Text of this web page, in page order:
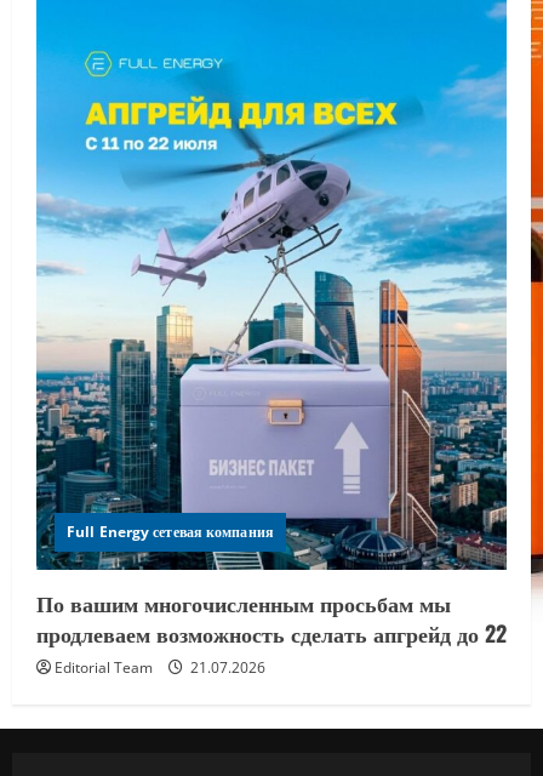
Full Energy сетевая компания
По вашим многочисленным просьбам мы
продлеваем возможность сделать апгрейд до 22
Editorial Team 21.07.2026